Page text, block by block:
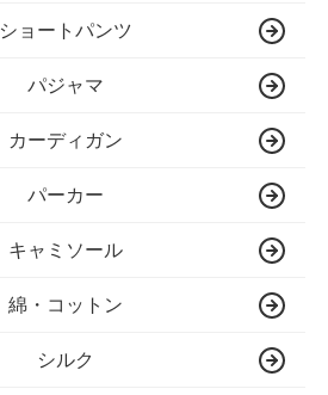
ショートパンツ
パジャマ
カーディガン
パーカー
キャミソール
綿・コットン
シルク